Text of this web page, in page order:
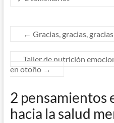
← Gracias, gracias, gracias
Taller de nutrición
en otoño →
2 pensamientos
hacia la salud